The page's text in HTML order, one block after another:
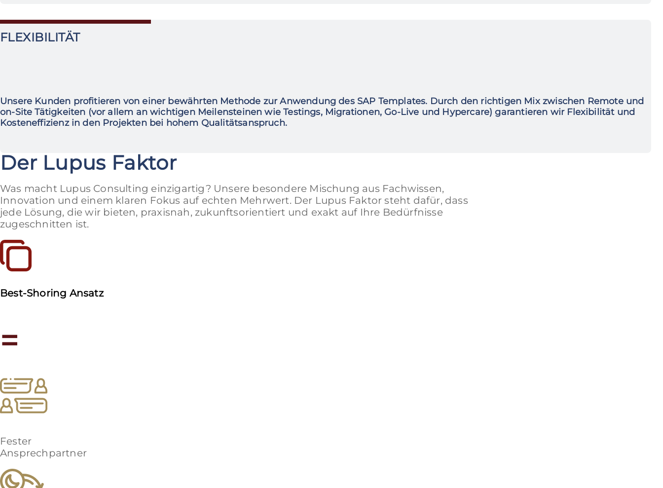
FLEXIBILITÄT
Unsere Kunden profitieren von einer bewährten Methode zur Anwendung des SAP Templates. Durch den richtigen Mix zwischen Remote und
on-Site Tätigkeiten (vor allem an wichtigen Meilensteinen wie Testings, Migrationen, Go-Live und Hypercare) garantieren wir Flexibilität und
Kosteneffizienz in den Projekten bei hohem Qualitätsanspruch.
Der Lupus Faktor
Was macht Lupus Consulting einzigartig? Unsere besondere Mischung aus Fachwissen,
Innovation und einem klaren Fokus auf echten Mehrwert. Der Lupus Faktor steht dafür, dass
jede Lösung, die wir bieten, praxisnah, zukunftsorientiert und exakt auf Ihre Bedürfnisse
zugeschnitten ist.
Best-Shoring Ansatz
=
Fester
Ansprechpartner